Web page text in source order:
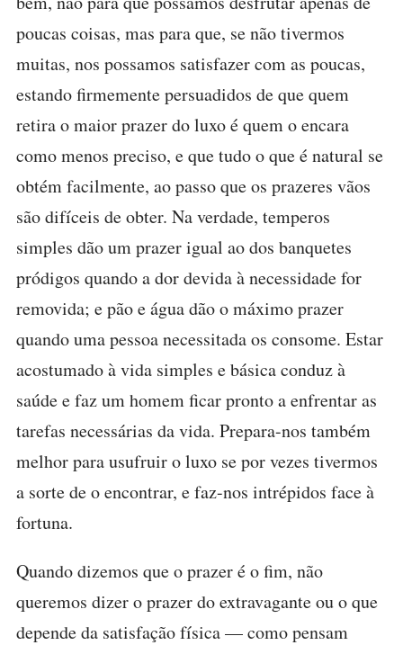
poucas coisas, mas para que, se não tivermos
muitas, nos possamos satisfazer com as poucas,
estando firmemente persuadidos de que quem
retira o maior prazer do luxo é quem o encara
como menos preciso, e que tudo o que é natural se
obtém facilmente, ao passo que os prazeres vãos
são difíceis de obter. Na verdade, temperos
simples dão um prazer igual ao dos banquetes
pródigos quando a dor devida à necessidade for
removida; e pão e água dão o máximo prazer
quando uma pessoa necessitada os consome. Estar
acostumado à vida simples e básica conduz à
saúde e faz um homem ficar pronto a enfrentar as
tarefas necessárias da vida. Prepara-nos também
melhor para usufruir o luxo se por vezes tivermos
a sorte de o encontrar, e faz-nos intrépidos face à
fortuna.
Quando dizemos que o prazer é o fim, não
queremos dizer o prazer do extravagante ou o que
depende da satisfação física — como pensam